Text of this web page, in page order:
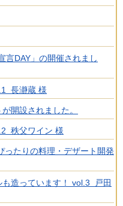
言DAY」の開催されまし
長瀞蔵 様
開設されました。
秩父ワイン 様
たりの料理・デザート開発
造っています！ vol.3 戸田